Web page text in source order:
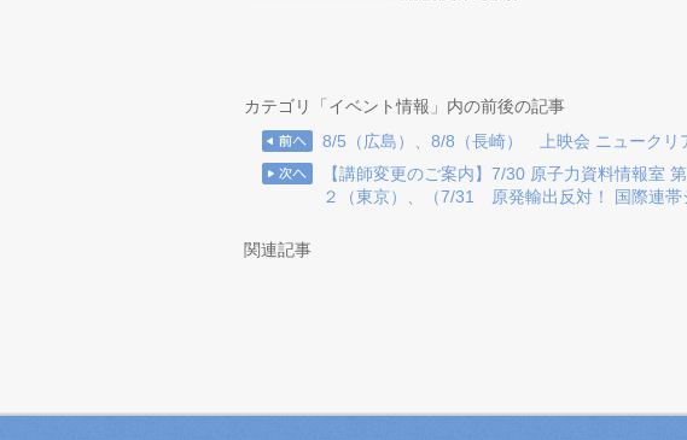
カテゴリ「イベント情報」内の前後の記事
8/5（広島）、8/8（長崎） 上映会 ニュークリ
【講師変更のご案内】7/30 原子力資料情報室
２（東京）、（7/31 原発輸出反対！ 国際連帯
関連記事